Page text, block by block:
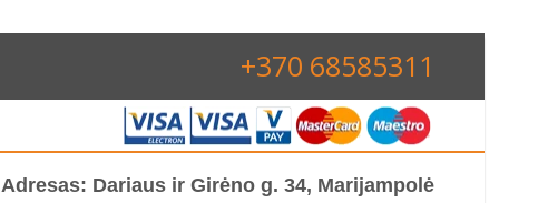
+370 68585311
Adresas: Dariaus ir Girėno g. 34, Marijampolė